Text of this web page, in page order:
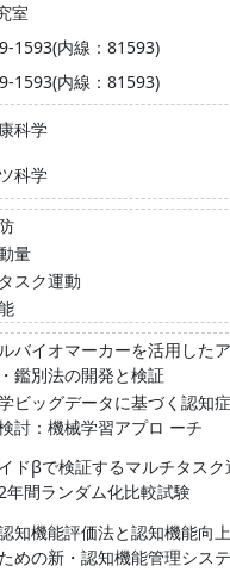
室
1593(内線：81593)
1593(内線：81593)
科学
科学
量
スク運動
バイオマーカーを活用した
鑑別法の開発と検証
ビッグデータに基づく認知
討：機械学習アプロ ーチ
ドβで検証するマルチタス
年間ランダム化比較試験
知機能評価法と認知機能向
めの新・認知機能管理シス